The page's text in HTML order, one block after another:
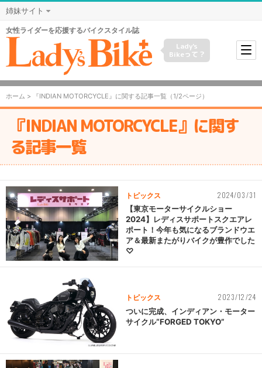
姉妹サイト
女性ライダーを応援するバイクスタイル誌
Lady's
Bikeって？
ホーム > 『INDIAN MOTORCYCLE』に関する記事一覧（1/2ページ）
『INDIAN MOTORCYCLE』に関す
る記事一覧
トピックス 2024/03/31
【東京モーターサイクルショー
2024】レディスサポートスクエアレ
ポート！今年も気になるブランドウエ
ア＆最新またがりバイクが豊作でした
♡
トピックス 2023/12/24
ついに完成、インディアン・モーター
サイクル“FORGED TOKYO”